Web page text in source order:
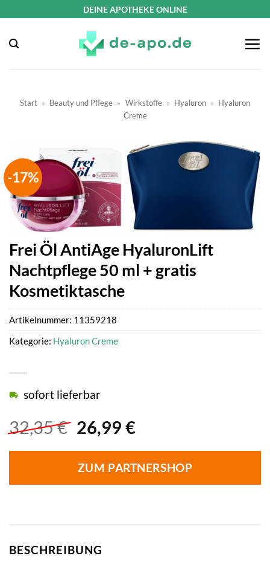
springen
DEINE APOTHEKE ONLINE
Start » Beauty und Pflege » Wirkstoffe » Hyaluron » Hyaluron
Creme
-17%
Frei Öl AntiAge HyaluronLift
Nachtpflege 50 ml + gratis
Kosmetiktasche
32,35€ Ursprünglicher
war:
32,35 €
26,99 €Aktueller
ist:
26,99 €.
sofort lieferbar
ZUM PARTNERSHOP
Artikelnummer: 11359218
Kategorie: Hyaluron Creme
BESCHREIBUNG